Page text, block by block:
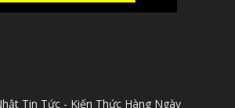
Tin Tức - Kiến Thức Hàng Ngày